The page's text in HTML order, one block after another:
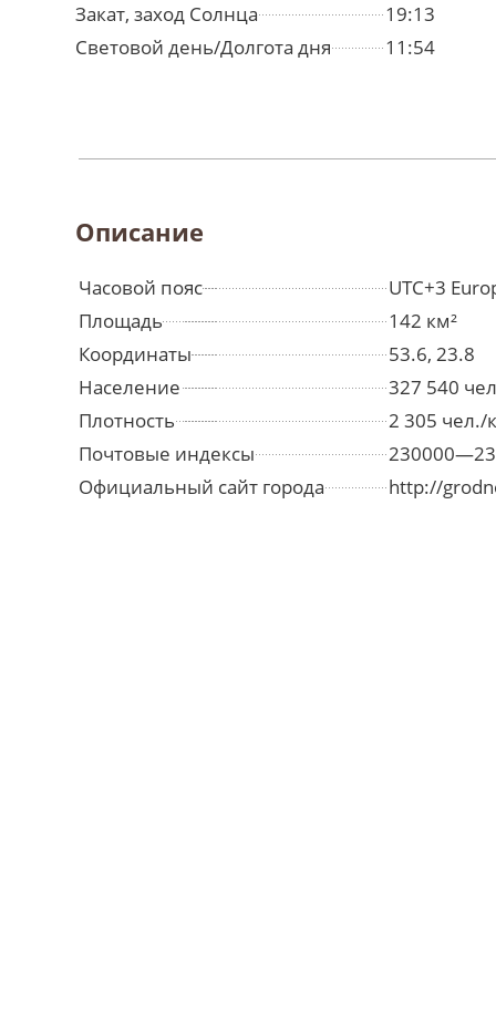
Закат, заход Солнца
19:13
Световой день/Долгота дня
11:54
Описание
Часовой пояс
UTC+3
Площадь
142 км²
Координаты
53.6, 23.8
Население
327 540
Плотность
2 305 чел./
Почтовые индексы
Официальный сайт города
http://